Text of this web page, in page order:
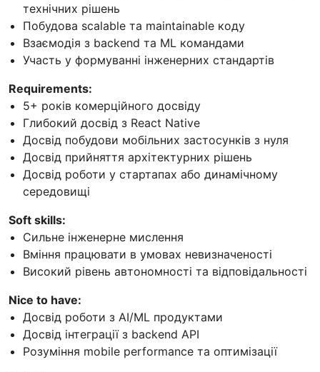
технічних рішень
Побудова scalable та maintainable коду
Взаємодія з backend та ML командами
Участь у формуванні інженерних стандартів
Requirements:
5+ років комерційного досвіду
Глибокий досвід з React Native
Досвід побудови мобільних застосунків з нуля
Досвід прийняття архітектурних рішень
Досвід роботи у стартапах або динамічному
середовищі
Soft skills:
Сильне інженерне мислення
Вміння працювати в умовах невизначеності
Високий рівень автономності та відповідальності
Nice to have:
Досвід роботи з AI/ML продуктами
Досвід інтеграції з backend API
Розуміння mobile performance та оптимізації